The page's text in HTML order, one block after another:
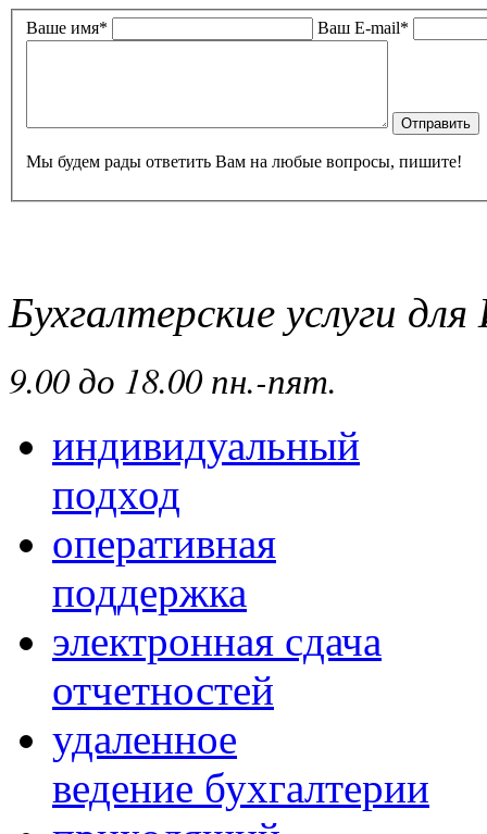
Ваше имя* Ваш E-mail*
Мы будем рады ответить Вам на любые вопросы, пишите!
Бухгалтерские услуги
9.00 до 18.00 пн.-пят.
индивидуальный
подход
оперативная
поддержка
электронная сдача
отчетностей
удаленное
ведение бухгалтерии